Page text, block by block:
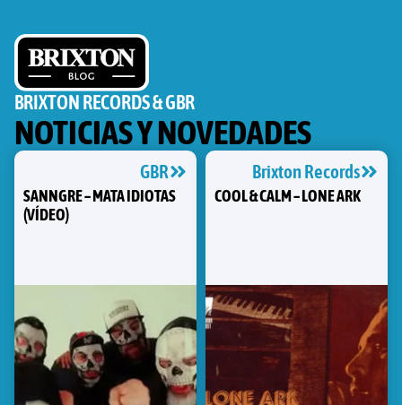
BRIXTON RECORDS & GBR
NOTICIAS Y NOVEDADES
GBR
SANNGRE – MATA IDIOTAS
(VÍDEO)
Brixton Records
COOL & CALM – LONE ARK